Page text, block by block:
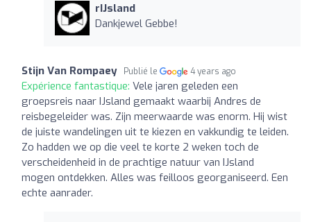
rIJsland
Dankjewel Gebbe!
Stijn Van Rompaey Publié le 4 years ago
Expérience fantastique: Vele jaren geleden een
groepsreis naar IJsland gemaakt waarbij Andres de
reisbegeleider was. Zijn meerwaarde was enorm. Hij wist
de juiste wandelingen uit te kiezen en vakkundig te leiden.
Zo hadden we op die veel te korte 2 weken toch de
verscheidenheid in de prachtige natuur van IJsland
mogen ontdekken. Alles was feilloos georganiseerd. Een
echte aanrader.